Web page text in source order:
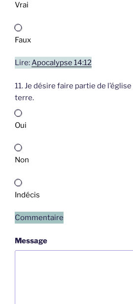
Vrai
Faux
Lire:Apocalypse 14:12
11. Je désire faire partie de
terre.
Oui
Non
Indécis
Commentaire
Message